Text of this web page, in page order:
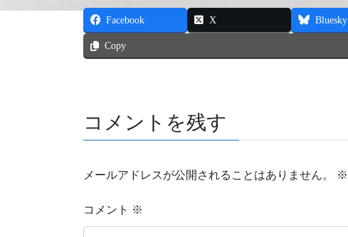
Facebook X Bluesky
Copy
コメントを残す
メールアドレスが公開されることはありません。 ※
コメント ※